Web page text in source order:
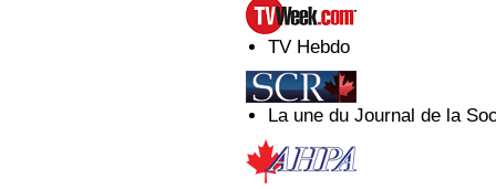
TV Hebdo
La une du Journal de la